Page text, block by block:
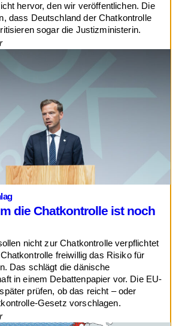
hervor, den wir veröffentlichen. Die
dass Deutschland der Chatkontrolle
sogar die Justizministerin.
die Chatkontrolle ist noch
nicht zur Chatkontrolle verpflichtet
freiwillig das Risiko für
Das schlägt die dänische
in einem Debattenpapier vor. Die EU-
prüfen, ob das reicht – oder
Gesetz vorschlagen.